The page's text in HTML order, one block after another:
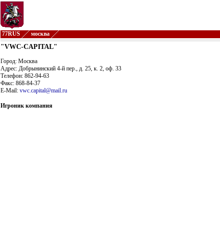
77RUS москва
"VWC-CAPITAL"
Город: Москва
Адрес: Добрынинский 4-й пер., д. 25, к. 2, оф. 33
Телефон: 862-94-63
Факс: 868-84-37
E-Mail: vwc.capital@mail.ru
Игроник компания